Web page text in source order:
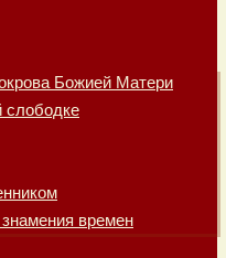
Божией Матери
слободке
времен